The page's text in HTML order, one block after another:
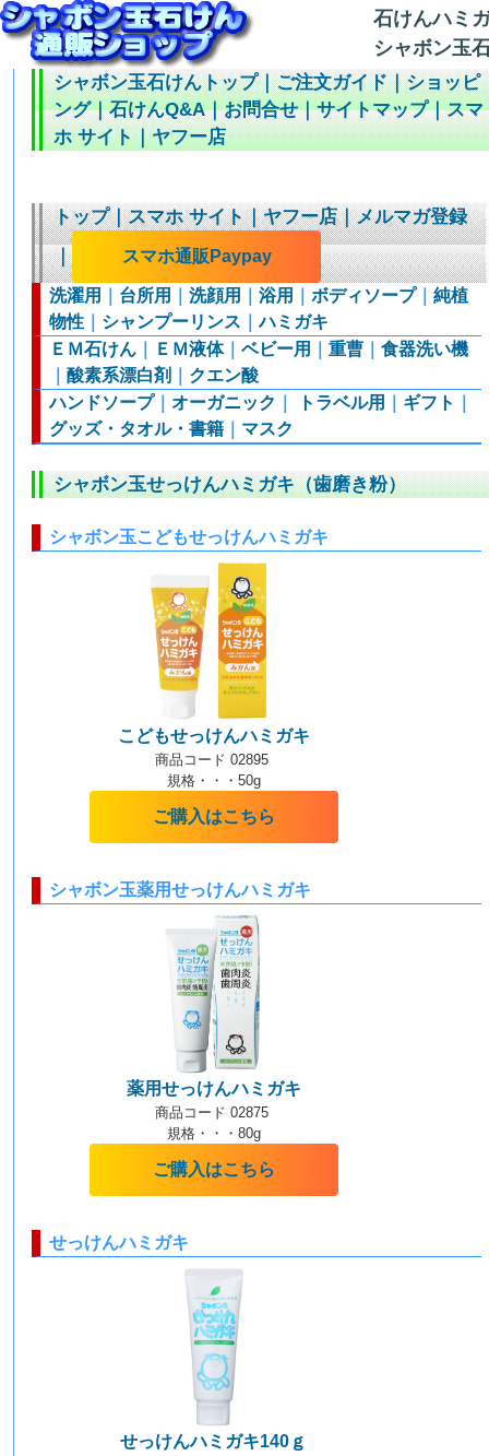
石けんハミ
シャボン玉
シャボン玉石けんトップ｜ご注文ガイド｜ショッピ
ング｜石けんQ&A｜お問合せ｜サイトマップ｜スマ
ホ サイト｜ヤフー店
トップ｜スマホ サイト｜ヤフー店｜メルマガ登録
｜
スマホ通販Paypay
洗濯用 台所用 ｜洗顔用 ｜浴用 ｜ボディソープ｜純植
物性
シャンプーリンス ｜ハミガキ
ＥＭ石けん
ＥＭ液体｜ベビー用 ｜重曹 ｜食器洗い機
｜酸素系漂白剤
クエン酸
ハンドソープ｜オーガニック トラベル用 ギフト
グッズ・タオル・書籍
マスク
シャボン玉せっけんハミガキ（歯磨き粉）
シャボン玉こどもせっけんハミガキ
こどもせっけんハミガキ
商品コード 02895
規格・・・50g
ご購入はこちら
シャボン玉薬用せっけんハミガキ
薬用せっけんハミガキ
商品コード 02875
規格・・・80g
ご購入はこちら
せっけんハミガキ
せっけんハミガキ140ｇ